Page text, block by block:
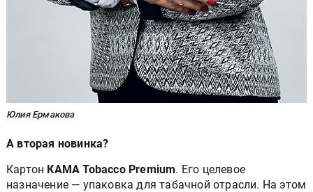
Юлия Ермакова
А вторая новинка?
Картон КАМА Tobacco Premium. Его целевое
назначение — упаковка для табачной отрасли. На этом